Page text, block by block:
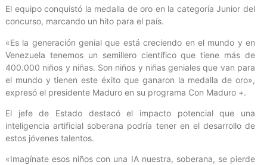
El equipo conquistó la medalla de oro en la categoría Junior del
concurso, marcando un hito para el país.
«Es la generación genial que está creciendo en el mundo y en
Venezuela tenemos un semillero científico que tiene más de
400.000 niños y niñas. Son niños y niñas geniales que van para
el mundo y tienen este éxito que ganaron la medalla de oro»,
expresó el presidente Maduro en su programa Con Maduro +.
El jefe de Estado destacó el impacto potencial que una
inteligencia artificial soberana podría tener en el desarrollo de
estos jóvenes talentos.
«Imagínate esos niños con una IA nuestra, soberana, se pierde